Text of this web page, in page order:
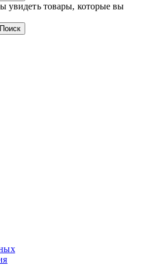
увидеть товары, которые вы
Поиск